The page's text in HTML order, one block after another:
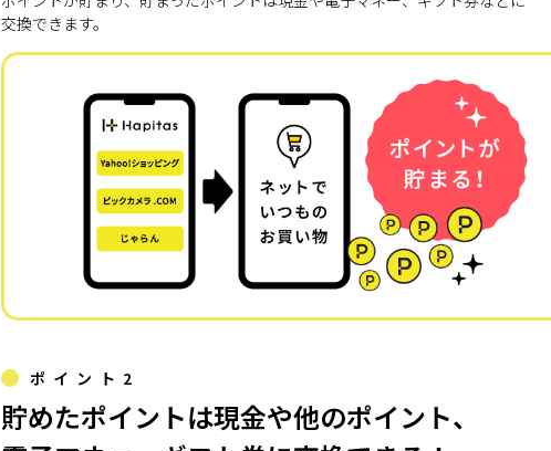
交換できます。
ポイント2
貯めたポイントは現金や他のポイント、